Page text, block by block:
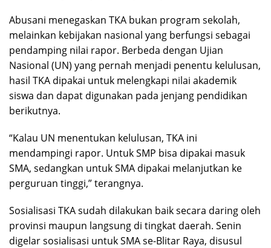
Abusani menegaskan TKA bukan program sekolah,
melainkan kebijakan nasional yang berfungsi sebagai
pendamping nilai rapor. Berbeda dengan Ujian
Nasional (UN) yang pernah menjadi penentu kelulusan,
hasil TKA dipakai untuk melengkapi nilai akademik
siswa dan dapat digunakan pada jenjang pendidikan
berikutnya.
“Kalau UN menentukan kelulusan, TKA ini
mendampingi rapor. Untuk SMP bisa dipakai masuk
SMA, sedangkan untuk SMA dipakai melanjutkan ke
perguruan tinggi,” terangnya.
Sosialisasi TKA sudah dilakukan baik secara daring oleh
provinsi maupun langsung di tingkat daerah. Senin
digelar sosialisasi untuk SMA se-Blitar Raya, disusul